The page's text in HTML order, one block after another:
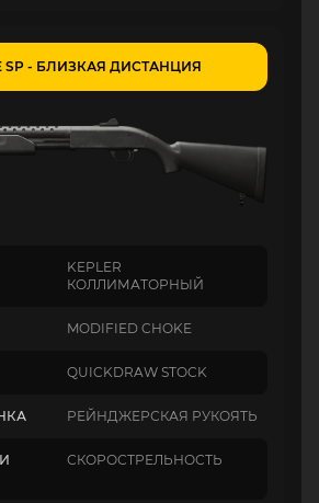
SP - БЛИЗКАЯ ДИСТАНЦИЯ
KEPLER
КОЛЛИМАТОРНЫЙ
MODIFIED CHOKE
QUICKDRAW STOCK
РЕЙНДЖЕРСКАЯ РУКОЯТЬ
СКОРОСТРЕЛЬНОСТЬ